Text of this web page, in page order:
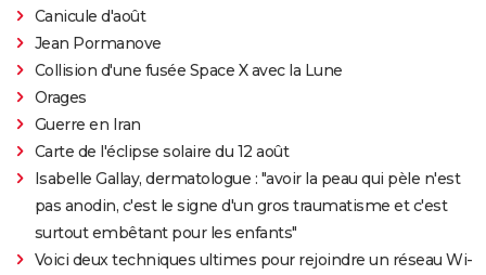
Canicule d'août
Jean Pormanove
Collision d'une fusée Space X avec la Lune
Orages
Guerre en Iran
Carte de l'éclipse solaire du 12 août
Isabelle Gallay, dermatologue : "avoir la peau qui pèle n'est
pas anodin, c'est le signe d'un gros traumatisme et c'est
surtout embêtant pour les enfants"
Voici deux techniques ultimes pour rejoindre un réseau Wi-